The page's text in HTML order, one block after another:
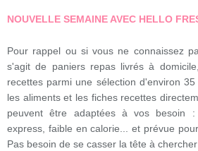
NOUVELLE SEMAINE AVEC HELLO
Pour rappel ou si vous ne connaissez
s'agit de paniers repas livrés à
recettes parmi une sélection d'environ
les aliments et les fiches recettes
peuvent être adaptées à vos besoin :
express, faible en calorie... et prévue
Pas besoin de se casser la tête à